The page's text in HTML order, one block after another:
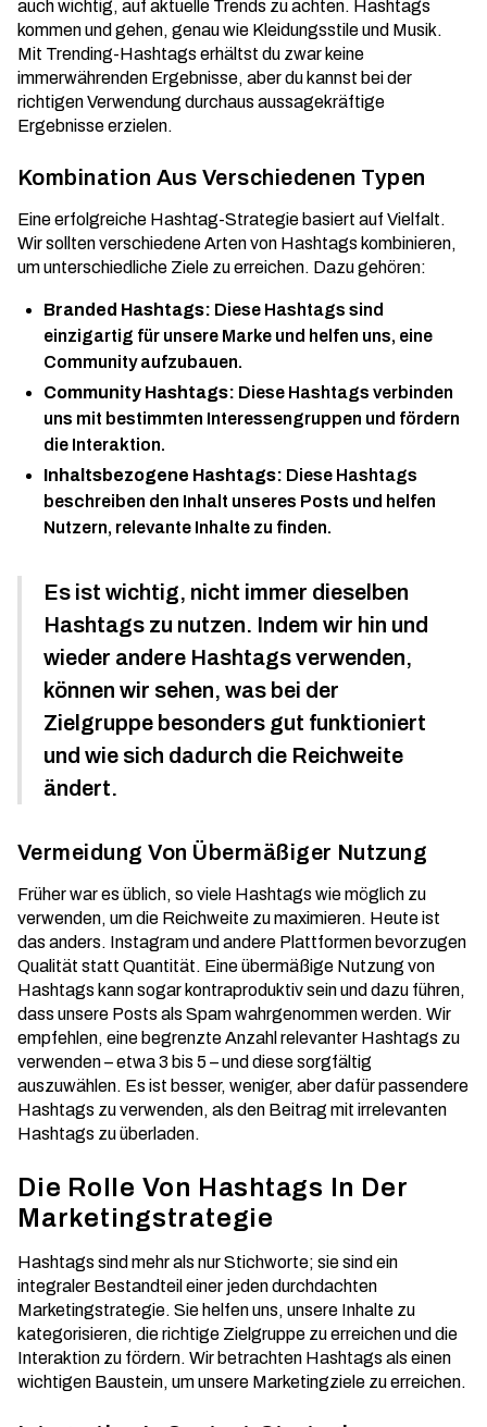
auch wichtig, auf aktuelle Trends zu achten. Hashtags
kommen und gehen, genau wie Kleidungsstile und Musik.
Mit Trending-Hashtags erhältst du zwar keine
immerwährenden Ergebnisse, aber du kannst bei der
richtigen Verwendung durchaus aussagekräftige
Ergebnisse erzielen.
Kombination Aus Verschiedenen Typen
Eine erfolgreiche Hashtag-Strategie basiert auf Vielfalt.
Wir sollten verschiedene Arten von Hashtags kombinieren,
um unterschiedliche Ziele zu erreichen. Dazu gehören:
Branded Hashtags: Diese Hashtags sind
einzigartig für unsere Marke und helfen uns, eine
Community aufzubauen.
Community Hashtags: Diese Hashtags verbinden
uns mit bestimmten Interessengruppen und fördern
die Interaktion.
Inhaltsbezogene Hashtags: Diese Hashtags
beschreiben den Inhalt unseres Posts und helfen
Nutzern, relevante Inhalte zu finden.
Es ist wichtig, nicht immer dieselben
Hashtags zu nutzen. Indem wir hin und
wieder andere Hashtags verwenden,
können wir sehen, was bei der
Zielgruppe besonders gut funktioniert
und wie sich dadurch die Reichweite
ändert.
Vermeidung Von Übermäßiger Nutzung
Früher war es üblich, so viele Hashtags wie möglich zu
verwenden, um die Reichweite zu maximieren. Heute ist
das anders. Instagram und andere Plattformen bevorzugen
Qualität statt Quantität. Eine übermäßige Nutzung von
Hashtags kann sogar kontraproduktiv sein und dazu führen,
dass unsere Posts als Spam wahrgenommen werden. Wir
empfehlen, eine begrenzte Anzahl relevanter Hashtags zu
verwenden – etwa 3 bis 5 – und diese sorgfältig
auszuwählen. Es ist besser, weniger, aber dafür passendere
Hashtags zu verwenden, als den Beitrag mit irrelevanten
Hashtags zu überladen.
Die Rolle Von Hashtags In Der
Marketingstrategie
Hashtags sind mehr als nur Stichworte; sie sind ein
integraler Bestandteil einer jeden durchdachten
Marketingstrategie. Sie helfen uns, unsere Inhalte zu
kategorisieren, dierichtige Zielgruppe zu erreichen und die
Interaktion zu fördern. Wir betrachten Hashtags als einen
wichtigen Baustein, um unsere Marketingziele zu erreichen.